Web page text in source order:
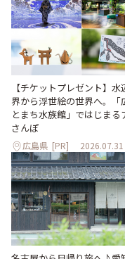
【チケットプレゼント】水
界から浮世絵の世界へ。「
とまち水族館」ではじまる
さんぽ
広島県 [PR] 2026.07.31